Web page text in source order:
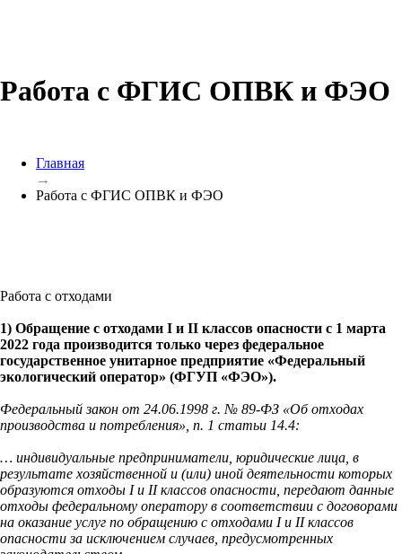
Работа с ФГИС ОПВК и ФЭО
Главная
→
Работа с ФГИС ОПВК и ФЭО
Работа с отходами
1) Обращение с отходами I и II классов опасности с 1 марта
2022 года производится только через федеральное
государственное унитарное предприятие «Федеральный
экологический оператор» (ФГУП «ФЭО»).
Федеральный закон от 24.06.1998 г. № 89-ФЗ «Об отходах
производства и потребления», п. 1 статьи 14.4:
… индивидуальные предприниматели, юридические лица, в
результате хозяйственной и (или) иной деятельности которых
образуются отходы I и II классов опасности, передают данные
отходы федеральному оператору в соответствии с договорами
на оказание услуг по обращению с отходами I и II классов
опасности за исключением случаев, предусмотренных